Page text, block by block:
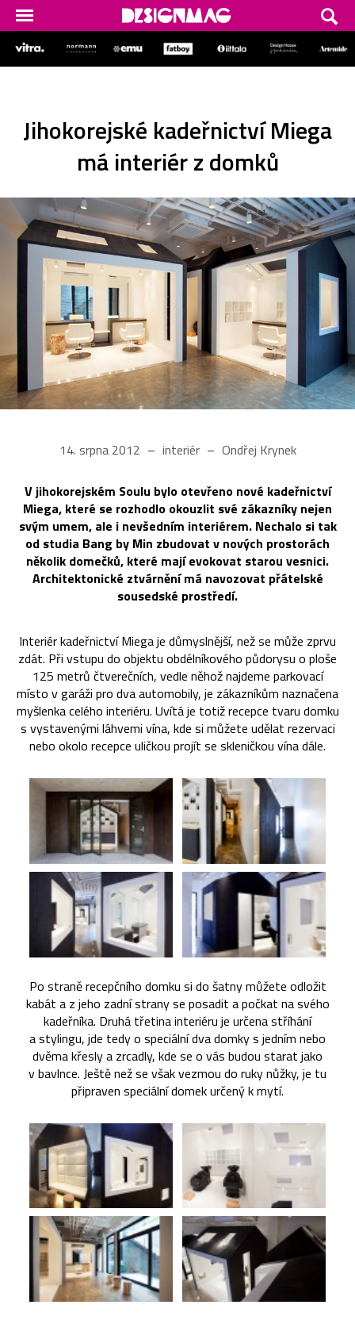
Jihokorejské kadeřnictví Miega
má interiér z domků
14. srpna 2012 interiér Ondřej Krynek
V jihokorejském Soulu bylo otevřeno nové kadeřnictví
Miega, které se rozhodlo okouzlit své zákazníky nejen
svým umem, ale i nevšedním interiérem. Nechalo si tak
od studia Bang by Min zbudovat v nových prostorách
několik domečků, které mají evokovat starou vesnici.
Architektonické ztvárnění má navozovat přátelské
sousedské prostředí.
Interiér kadeřnictví Miega je důmyslnější, než se může zprvu
zdát. Při vstupu do objektu obdélníkového půdorysu o ploše
125 metrů čtverečních, vedle něhož najdeme parkovací
místo v garáži pro dva automobily, je zákazníkům naznačena
myšlenka celého interiéru. Uvítá je totiž recepce tvaru domku
s vystavenými láhvemi vína, kde si můžete udělat rezervaci
nebo okolo recepce uličkou projít se skleničkou vína dále.
Po straně recepčního domku si do šatny můžete odložit
kabát a z jeho zadní strany se posadit a počkat na svého
kadeřníka. Druhá třetina interiéru je určena stříhání
a stylingu, jde tedy o speciální dva domky s jedním nebo
dvěma křesly a zrcadly, kde se o vás budou starat jako
v bavlnce. Ještě než se však vezmou do ruky nůžky, je tu
připraven speciální domek určený k mytí.